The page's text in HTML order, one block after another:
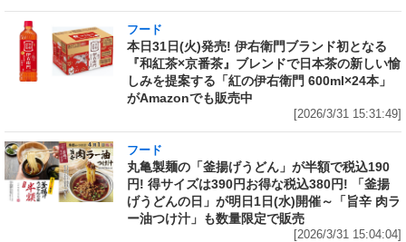
フード
本日31日(火)発売! 伊右衛門ブランド初となる
『和紅茶×京番茶』ブレンドで日本茶の新しい愉
しみを提案する「紅の伊右衛門 600ml×24本」
がAmazonでも販売中
[2026/3/31 15:31:49]
フード
丸亀製麺の「釜揚げうどん」が半額で税込190
円! 得サイズは390円お得な税込380円! 「釜揚
げうどんの日」が明日1日(水)開催～「旨辛 肉ラ
ー油つけ汁」も数量限定で販売
[2026/3/31 15:04:04]